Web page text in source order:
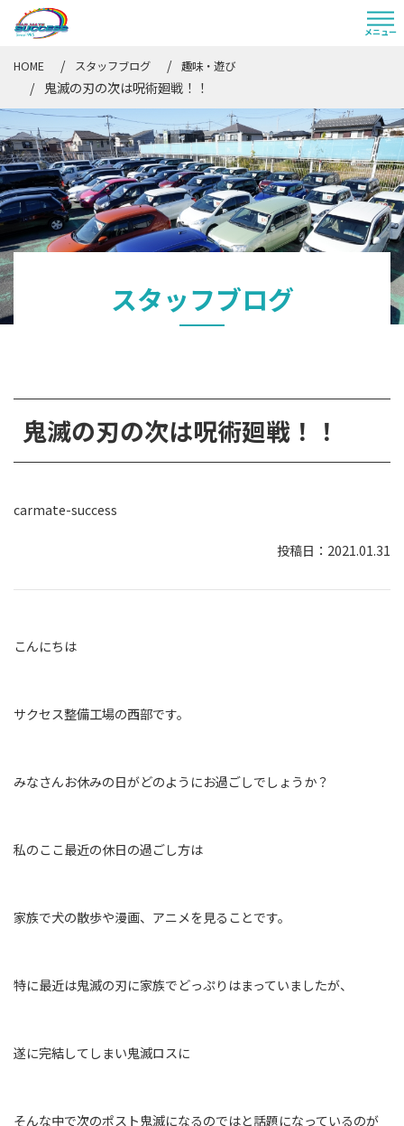
HOME スタッフブログ 趣味・遊び
鬼滅の刃の次は呪術廻戦！！
スタッフブログ
鬼滅の刃の次は呪術廻戦！！
carmate-success
2021.01.31
こんにちは
サクセス整備工場の西部です。
みなさんお休みの日がどのようにお過ごしでしょうか？
私のここ最近の休日の過ごし方は
家族で犬の散歩や漫画、アニメを見ることです。
特に最近は鬼滅の刃に家族でどっぷりはまっていましたが、
遂に完結してしまい鬼滅ロスに
そんな中で次のポスト鬼滅になるのではと話題になっているのが